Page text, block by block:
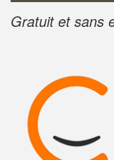
Gratuit et sans